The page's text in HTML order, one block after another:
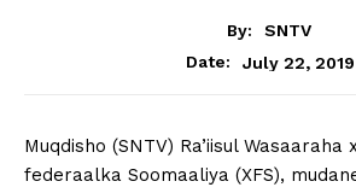
By:
SNTV
Date:
July 22, 2019
Muqdisho (SNTV) Ra’iisul Wasaaraha
federaalka Soomaaliya (XFS),